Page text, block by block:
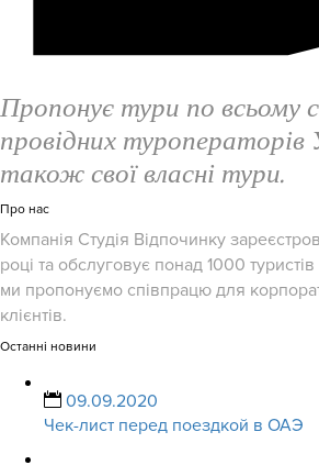
Пропонує тури по всьому
провідних туроператорів
також свої власні тури.
Про нас
Компанія Студія Відпочинку
році та обслуговує понад 1000
ми пропонуємо співпрацю для
клієнтів.
Останні новини
09.09.2020
Чек-лист перед поездкой в ОАЭ